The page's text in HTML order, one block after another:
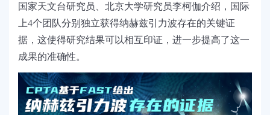
国家天文台研究员、北京大学研究员李柯伽介绍，国际
上4个团队分别独立获得纳赫兹引力波存在的关键证
据，这使得研究结果可以相互印证，进一步提高了这一
成果的准确性。